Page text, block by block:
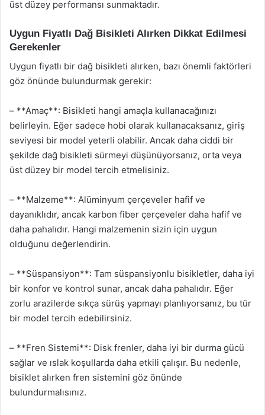
üst düzey performansı sunmaktadır.
Uygun Fiyatlı Dağ Bisikleti Alırken Dikkat Edilmesi
Gerekenler
Uygun fiyatlı bir dağ bisikleti alırken, bazı önemli faktörleri
göz önünde bulundurmak gerekir:
– **Amaç**: Bisikleti hangi amaçla kullanacağınızı
belirleyin. Eğer sadece hobi olarak kullanacaksanız, giriş
seviyesi bir model yeterli olabilir. Ancak daha ciddi bir
şekilde dağ bisikleti sürmeyi düşünüyorsanız, orta veya
üst düzey bir model tercih etmelisiniz.
– **Malzeme**: Alüminyum çerçeveler hafif ve
dayanıklıdır, ancak karbon fiber çerçeveler daha hafif ve
daha pahalıdır. Hangi malzemenin sizin için uygun
olduğunu değerlendirin.
– **Süspansiyon**: Tam süspansiyonlu bisikletler, daha iyi
bir konfor ve kontrol sunar, ancak daha pahalıdır. Eğer
zorlu arazilerde sıkça sürüş yapmayı planlıyorsanız, bu tür
bir model tercih edebilirsiniz.
– **Fren Sistemi**: Disk frenler, daha iyi bir durma gücü
sağlar ve ıslak koşullarda daha etkili çalışır. Bu nedenle,
bisiklet alırken fren sistemini göz önünde
bulundurmalısınız.